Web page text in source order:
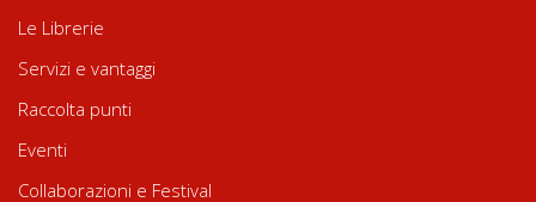
Le Librerie
Servizi e vantaggi
Raccolta punti
Eventi
Collaborazioni e Festival